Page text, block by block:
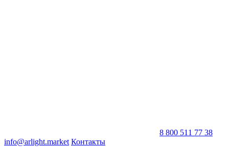
8 800 511 77 38
info@arlight.market Контакты